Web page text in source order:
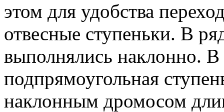
этом для удобства
отвесные ступеньки. В
выполнялись наклонно.
подпрямоугольная
наклонным дромосом